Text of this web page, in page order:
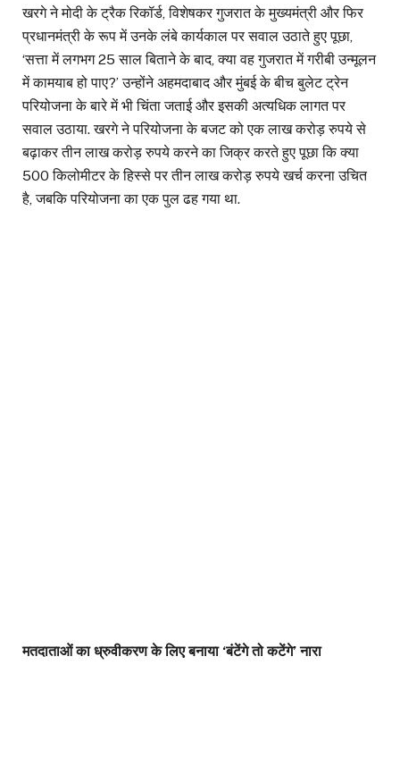
खरगे ने मोदी के ट्रैक रिकॉर्ड, विशेषकर गुजरात के मुख्यमंत्री और फिर
प्रधानमंत्री के रूप में उनके लंबे कार्यकाल पर सवाल उठाते हुए पूछा,
‘सत्ता में लगभग 25 साल बिताने के बाद, क्या वह गुजरात में गरीबी उन्मूलन
में कामयाब हो पाए?’ उन्होंने अहमदाबाद और मुंबई के बीच बुलेट ट्रेन
परियोजना के बारे में भी चिंता जताई और इसकी अत्यधिक लागत पर
सवाल उठाया. खरगे ने परियोजना के बजट को एक लाख करोड़ रुपये से
बढ़ाकर तीन लाख करोड़ रुपये करने का जिक्र करते हुए पूछा कि क्या
500 किलोमीटर के हिस्से पर तीन लाख करोड़ रुपये खर्च करना उचित
है, जबकि परियोजना का एक पुल ढह गया था.
मतदाताओं का ध्रुवीकरण के लिए बनाया ‘बंटेंगे तो कटेंगे’ नारा